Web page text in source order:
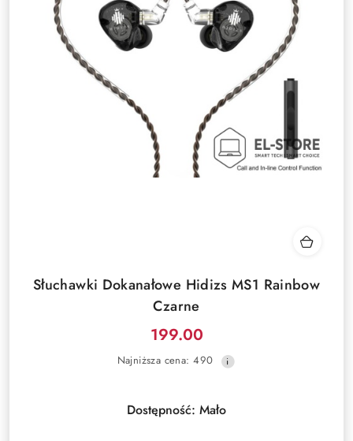
Słuchawki Dokanałowe Hidizs MS1 Rainbow
Czarne
Cena
promocyjna:
199.00
Najniższa
30
dni
Najniższa cena: 490
Dostępność: Mało